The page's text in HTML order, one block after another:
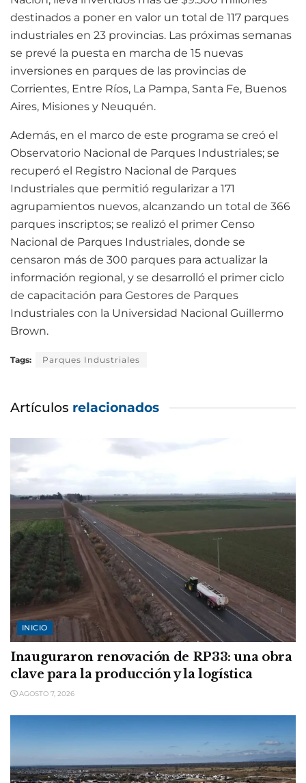
destinados a poner en valor un total de 117 parques
industriales en 23 provincias. Las próximas semanas
se prevé la puesta en marcha de 15 nuevas
inversiones en parques de las provincias de
Corrientes, Entre Ríos, La Pampa, Santa Fe, Buenos
Aires, Misiones y Neuquén.
Además, en el marco de este programa se creó el
Observatorio Nacional de Parques Industriales; se
recuperó el Registro Nacional de Parques
Industriales que permitió regularizar a 171
agrupamientos nuevos, alcanzando un total de 366
parques inscriptos; se realizó el primer Censo
Nacional de Parques Industriales, donde se
censaron más de 300 parques para actualizar la
información regional, y se desarrolló el primer ciclo
de capacitación para Gestores de Parques
Industriales con la Universidad Nacional Guillermo
Brown.
Tags: Parques Industriales
Artículos relacionados
INICIO
Inauguraron renovación de RP33: una obra
clave para la producción y la logística
AGOSTO 7, 2026